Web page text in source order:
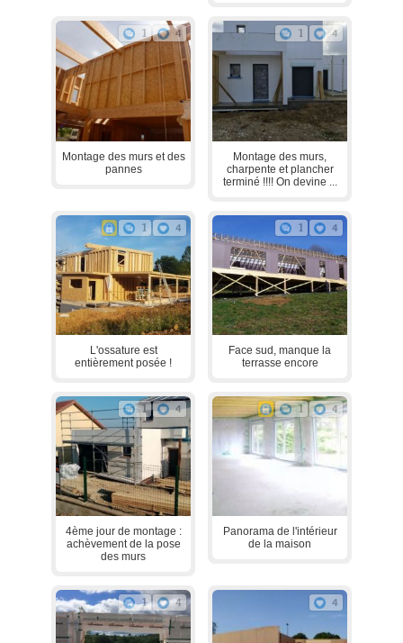
1 4
Montage des murs et des
pannes
1 4
Montage des murs,
charpente et plancher
terminé !!!! On devine ...
1 4
L'ossature est
entièrement posée !
1 4
Face sud, manque la
terrasse encore
1 4
4ème jour de montage :
achèvement de la pose
des murs
1 4
Panorama de l'intérieur
de la maison
1 4 4